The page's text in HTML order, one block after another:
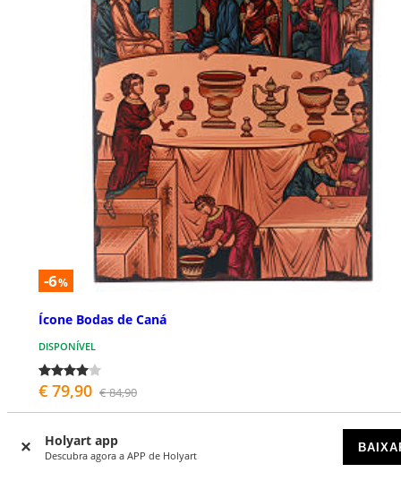
Holyart app
Descubra agora a APP de Holyart
-6%
Ícone Bodas de Caná
DISPONÍVEL
€ 79,90 € 84,90